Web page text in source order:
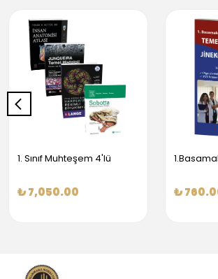
1. Sınıf Muhteşem 4'lü
₺ 7,050.00 ₺